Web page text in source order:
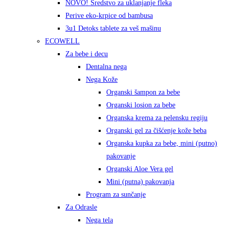
NOVO! Sredstvo za uklanjanje fleka
Perive eko-krpice od bambusa
3u1 Detoks tablete za veš mašinu
ECOWELL
Za bebe i decu
Dentalna nega
Nega Kože
Organski šampon za bebe
Organski losion za bebe
Organska krema za pelensku regiju
Organski gel za čišćenje kože beba
Organska kupka za bebe, mini (putno)
pakovanje
Organski Aloe Vera gel
Mini (putna) pakovanja
Program za sunčanje
Za Odrasle
Nega tela